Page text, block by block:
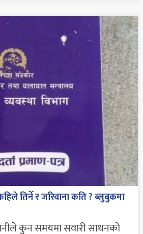
तिर्ने र जरिवाना कति ? ब्लुबुकमा
कुन समयमा सवारी साधनको